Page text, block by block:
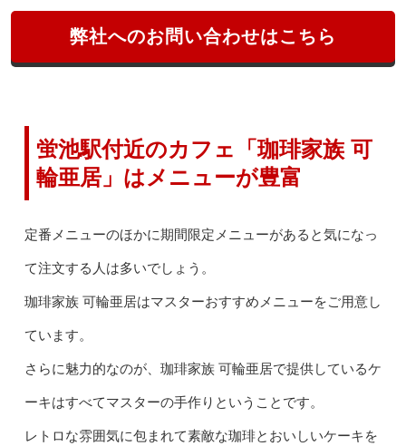
弊社へのお問い合わせはこちら
蛍池駅付近のカフェ「珈琲家族 可
輪亜居」はメニューが豊富
定番メニューのほかに期間限定メニューがあると気になっ
て注文する人は多いでしょう。
珈琲家族 可輪亜居はマスターおすすめメニューをご用意し
ています。
さらに魅力的なのが、珈琲家族 可輪亜居で提供しているケ
ーキはすべてマスターの手作りということです。
レトロな雰囲気に包まれて素敵な珈琲とおいしいケーキを